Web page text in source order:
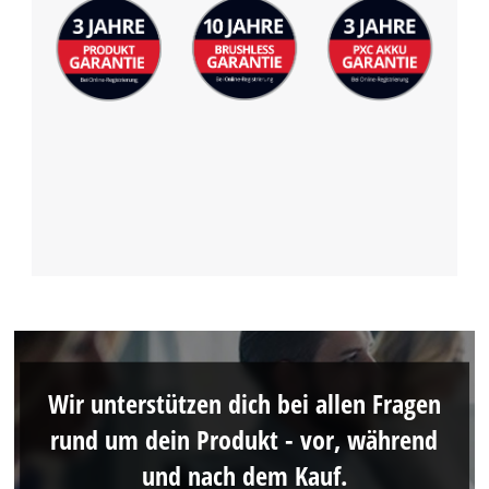
Wir unterstützen dich bei allen Fragen
rund um dein Produkt - vor, während
und nach dem Kauf.